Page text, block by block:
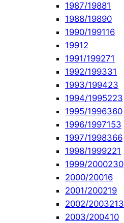
1987/19881
1988/19890
1990/199116
19912
1991/199271
1992/199331
1993/199423
1994/1995223
1995/1996360
1996/1997153
1997/1998366
1998/1999221
1999/2000230
2000/20016
2001/200219
2002/2003213
2003/200410